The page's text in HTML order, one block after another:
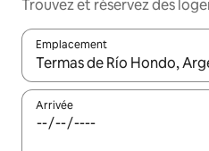
Trouvez et réservez des
Emplacement
Quand les résultats sont
Arrivée